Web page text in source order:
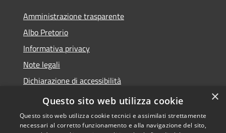
Amministrazione trasparente
Albo Pretorio
Informativa privacy
Note legali
Dichiarazione di accessibilità
Area riservata dipendenti
×
Questo sito web utilizza cookie
Questo sito web utilizza cookie tecnici e assimilati strettamente
necessari al corretto funzionamento e alla navigazione del sito,